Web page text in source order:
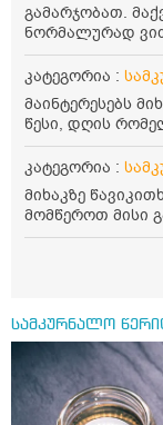
გამარჯობათ.
ნორმალურად
ან 04:00 საათზე
ვერაფრით.რამე
პრობლემის
კატეგორია :
მაინტერესებს
წესი, დღის
არის
კატეგორია :
მიხაკზე
მომწეროთ მისი
მიხაკის ჩაი.
ოდნავ დაბალი
სამკურნალო